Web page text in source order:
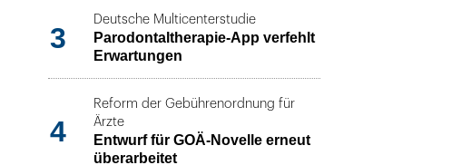
3
Deutsche Multicenterstudie
Parodontaltherapie-App verfehlt
Erwartungen
4
Reform der Gebührenordnung für
Ärzte
Entwurf für GOÄ-Novelle erneut
überarbeitet